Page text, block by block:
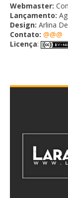
Webmaster:
Lançamento:
Design: Arlina
Contato: @@@
Licença: